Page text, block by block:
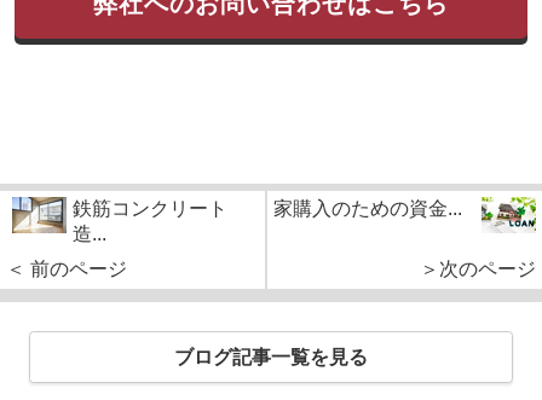
鉄筋コンクリート
造...
＜ 前のページ
家購入のための資金...
＞次のページ
ブログ記事一覧を見る